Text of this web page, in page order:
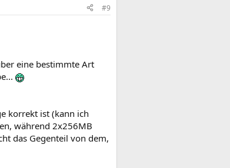
#9
eine bestimmte Art
korrekt ist (kann ich
während 2x256MB
das Gegenteil von dem,